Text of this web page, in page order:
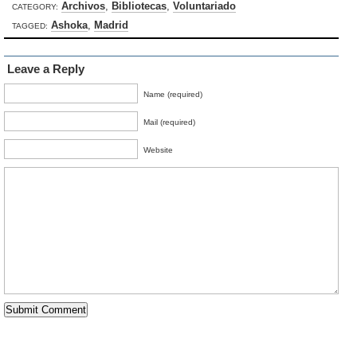
CATEGORY: Archivos, Bibliotecas, Voluntariado
TAGGED: Ashoka, Madrid
Leave a Reply
Name (required)
Mail (required)
Website